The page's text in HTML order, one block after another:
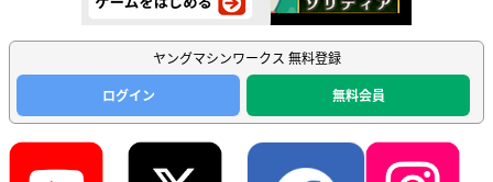
ヤングマシンワークス 無料登録
ログイン
無料会員